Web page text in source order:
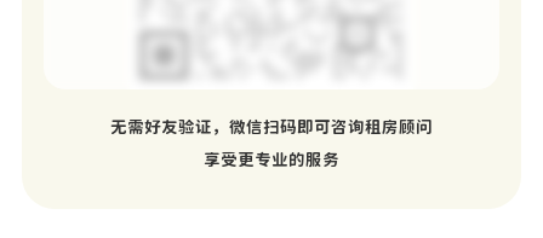
无需好友验证，微信扫码即可咨询租房顾问
享受更专业的服务